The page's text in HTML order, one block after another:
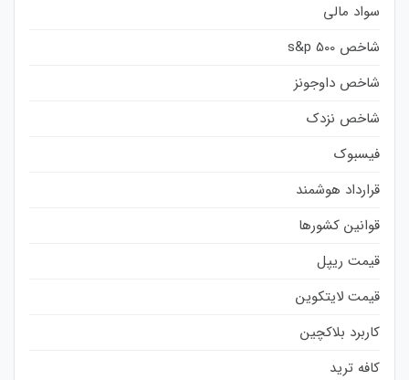
سواد مالی
شاخص s&p 500
شاخص داوجونز
شاخص نزدک
فیسبوک
قرارداد هوشمند
قوانین کشورها
قیمت ریپل
قیمت لایتکوین
کاربرد بلاکچین
کافه ترید